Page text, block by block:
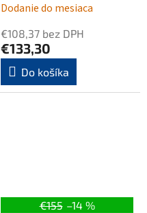
Dodanie do mesiaca
€108,37 bez DPH
€133,30
Do košíka
€155 –14 %